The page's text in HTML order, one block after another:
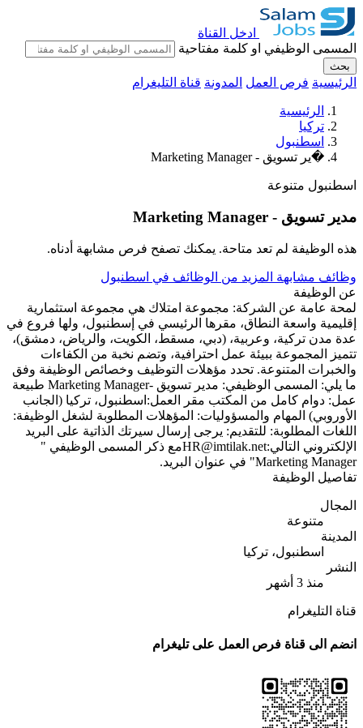
ادخل القناة
المسمى الوظيفي او كلمة مفتاحية
بحث
الرئيسية فرص العمل المدونة قناة التليغرام
الرئيسية
تركيا
اسطنبول
�ير تسويق - Marketing Manager
اسطنبول متنوعة
مدير تسويق - Marketing Manager
هذه الوظيفة لم تعد متاحة. يمكنك تصفح فرص مشابهة أدناه.
وظائف مشابهة المزيد من الوظائف في اسطنبول
عن الوظيفة
لمحة عامة عن الشركة: مجموعة امتلاك هي مجموعة استثمارية
إقليمية واسعة النطاق، مقرها الرئيسي في إسطنبول، ولها فروع في
عدة مدن تركية، وعربية، (دبي، مسقط، الكويت، والرياض، دمشق)،
تتميز المجموعة ببيئة عمل احترافية، وتضم نخبة من الكفاءات
والخبرات المتنوعة. تحدد مؤهلات التوظيف وخصائص الوظيفة وفق
ما يلي: المسمى الوظيفي: مدير تسويق -Marketing Manager طبيعة
عمل: دوام كامل من المكتب مقر العمل:اسطنبول، تركيا (الجانب
الأوروبي) المهام والمسؤوليات: المؤهلات المطلوبة لشغل الوظيفة:
اللغات المطلوبة: للتقديم: يرجى إرسال سيرتك الذاتية على البريد
الإلكتروني التالي:HR@imtilak.netمع ذكر المسمى الوظيفي "
Marketing Manager" في عنوان البريد.
تفاصيل الوظيفة
المجال
متنوعة
المدينة
اسطنبول، تركيا
النشر
منذ 3 أشهر
قناة التليغرام
انضم الى قناة فرص العمل على تليغرام